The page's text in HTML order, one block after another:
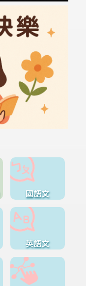
國語文
英語文